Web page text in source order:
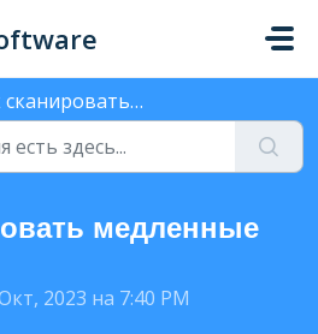
медленные сайты
медленные
2023 на 7:40 PM